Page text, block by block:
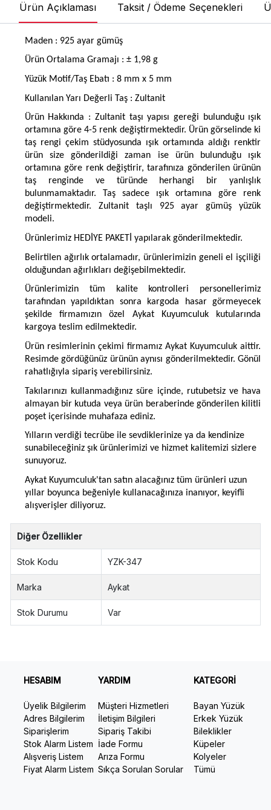
Ürün Açıklaması Taksit / Ödeme Seçenekleri
Maden : 925 ayar gümüş
Ürün Ortalama Gramajı : ± 1,98 g
Yüzük Motif/Taş Ebatı : 8 mm x 5 mm
Kullanılan Yarı Değerli Taş : Zultanit
Ürün Hakkında : Zultanit taşı yapısı gereği bulunduğu ışık
ortamına göre 4-5 renk değiştirmektedir. Ürün görselinde ki
taş rengi çekim stüdyosunda ışık ortamında aldığı renktir
ürün size gönderildiği zaman ise ürün bulunduğu ışık
ortamına göre renk değiştirir, tarafınıza gönderilen ürünün
taş renginde ve türünde herhangi bir yanlışlık
bulunmamaktadır. Taş sadece ışık ortamına göre renk
değiştirmektedir. Zultanit taşlı 925 ayar gümüş yüzük
modeli.
Ürünlerimiz HEDİYE PAKETİ yapılarak gönderilmektedir.
Belirtilen ağırlık ortalamadır, ürünlerimizin geneli el işçiliği
olduğundan ağırlıkları değişebilmektedir.
Ürünlerimizin tüm kalite kontrolleri personellerimiz
tarafından yapıldıktan sonra kargoda hasar görmeyecek
şekilde firmamızın özel Aykat Kuyumculuk kutularında
kargoya teslim edilmektedir.
Ürün resimlerinin çekimi firmamız Aykat Kuyumculuk aittir.
Resimde gördüğünüz ürünün aynısı gönderilmektedir. Gönül
rahatlığıyla sipariş verebilirsiniz.
Takılarınızı kullanmadığınız süre içinde, rutubetsiz ve hava
almayan bir kutuda veya ürün beraberinde gönderilen kilitli
poşet içerisinde muhafaza ediniz.
Yılların verdiği tecrübe ile sevdiklerinize ya da kendinize
sunabileceğiniz şık ürünlerimizi ve hizmet kalitemizi sizlere
sunuyoruz.
Aykat Kuyumculuk'tan satın alacağınız tüm ürünleri uzun
yıllar boyunca beğeniyle kullanacağınıza inanıyor, keyifli
alışverişler diliyoruz.
Diğer Özellikler
Stok Kodu YZK-347
Marka Aykat
Stok Durumu Var
HESABIM
Üyelik Bilgilerim
Adres Bilgilerim
Siparişlerim
Stok Alarm Listem
Alışveriş Listem
Fiyat Alarm Listem
YARDIM
Müşteri Hizmetleri
İletişim Bilgileri
Sipariş Takibi
İade Formu
Arıza Formu
Sıkça Sorulan Sorular
KATEGORİ
Bayan Yüzük
Erkek Yüzük
Bileklikler
Küpeler
Kolyeler
Tümü